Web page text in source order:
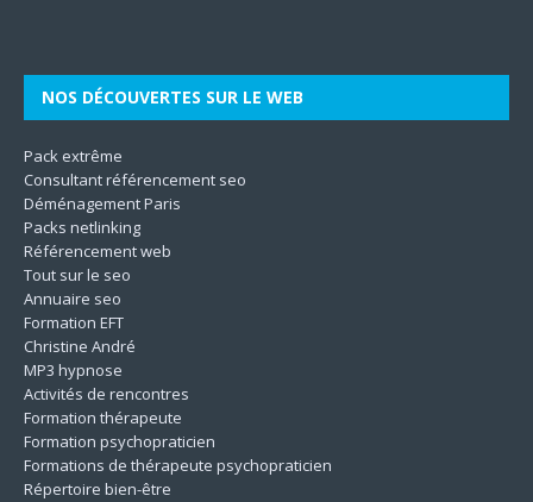
NOS DÉCOUVERTES SUR LE WEB
Pack extrême
Consultant référencement seo
Déménagement Paris
Packs netlinking
Référencement web
Tout sur le seo
Annuaire seo
Formation EFT
Christine André
MP3 hypnose
Activités de rencontres
Formation thérapeute
Formation psychopraticien
Formations de thérapeute psychopraticien
Répertoire bien-être